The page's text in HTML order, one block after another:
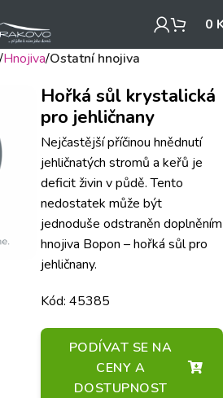
0
Hnojiva Ostatní hnojiva
Hořká sůl krystalická
pro jehličnany
Nejčastější příčinou hnědnutí
jehličnatých stromů a keřů je
deficit živin v půdě. Tento
nedostatek může být
jednoduše odstraněn doplněním
hnojiva Bopon – hořká sůl pro
jehličnany.
Kód: 45385
PODÍVAT SE NA
CENY A
DOSTUPNOST